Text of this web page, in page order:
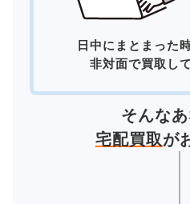
日中にまとまった
非対面で買取し
そんな
宅配買取が